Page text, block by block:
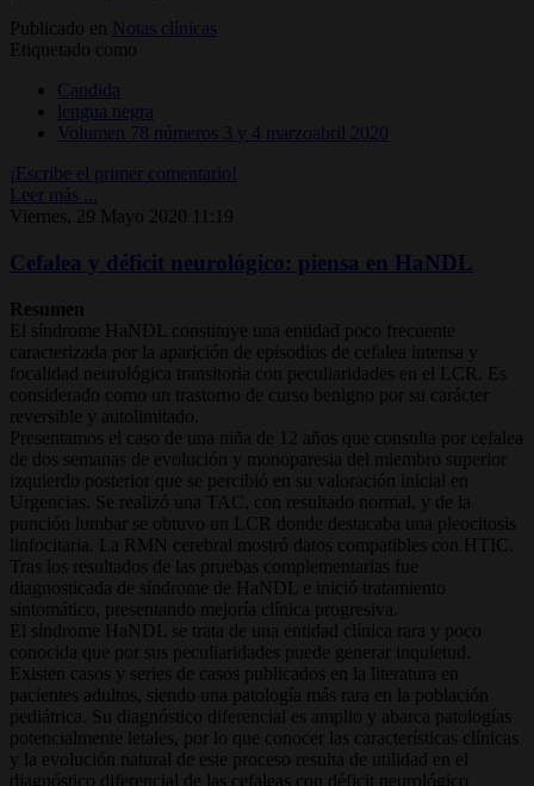
Publicado en
Notas clínicas
Etiquetado como
Candida
lengua negra
Volumen 78 números 3 y 4 marzoabril 2020
¡Escribe el primer comentario!
Leer más ...
Viernes, 29 Mayo 2020 11:19
Cefalea y déficit neurológico: piensa en HaNDL
Resumen
El síndrome HaNDL constituye una entidad poco frecuente
caracterizada por la aparición de episodios de cefalea intensa y
focalidad neurológica transitoria con peculiaridades en el LCR. Es
considerado como un trastorno de curso benigno por su carácter
reversible y autolimitado.
Presentamos el caso de una niña de 12 años que consulta por cefalea
de dos semanas de evolución y monoparesia del miembro superior
izquierdo posterior que se percibió en su valoración inicial en
Urgencias. Se realizó una TAC, con resultado normal, y de la
punción lumbar se obtuvo un LCR donde destacaba una pleocitosis
linfocitaria. La RMN cerebral mostró datos compatibles con HTIC.
Tras los resultados de las pruebas complementarias fue
diagnosticada de síndrome de HaNDL e inició tratamiento
sintomático, presentando mejoría clínica progresiva.
El síndrome HaNDL se trata de una entidad clínica rara y poco
conocida que por sus peculiaridades puede generar inquietud.
Existen casos y series de casos publicados en la literatura en
pacientes adultos, siendo una patología más rara en la población
pediátrica. Su diagnóstico diferencial es amplio y abarca patologías
potencialmente letales, por lo que conocer las características clínicas
y la evolución natural de este proceso resulta de utilidad en el
diagnóstico diferencial de las cefaleas con déficit neurológico